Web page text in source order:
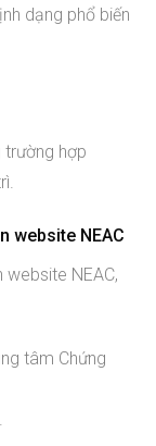
dạng phổ biến
hợp
website NEAC
NEAC,
tâm Chứng